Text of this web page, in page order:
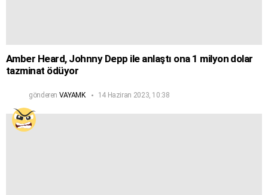
Amber Heard, Johnny Depp ile anlaştı ona 1 milyon dolar
tazminat ödüyor
gönderen VAYAMK 14 Haziran 2023, 10:38